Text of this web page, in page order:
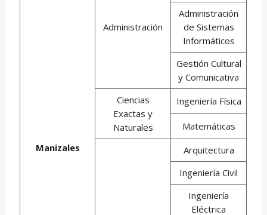
Manizales
Administración
Administración
de Sistemas
Informáticos
Gestión Cultural
y Comunicativa
Ciencias
Exactas y
Naturales
Ingeniería Física
Matemáticas
Arquitectura
Ingeniería Civil
Ingeniería
Eléctrica